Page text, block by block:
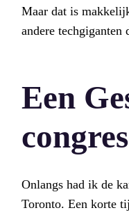
Maar dat is
andere techgiganten
Een
congres
Onlangs had ik de
Toronto. Een korte